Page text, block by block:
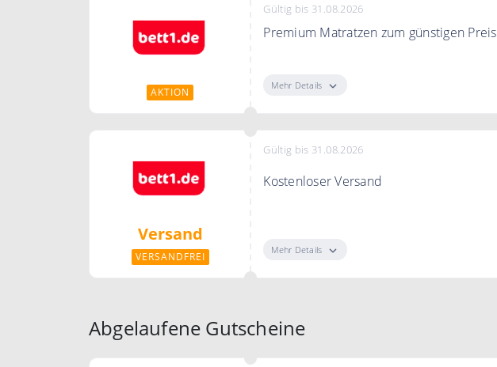
AKTION
Gültig bis 31.08.2026
Premium Matratzen zum günstigen Preis
Mehr Details
Versand
VERSANDFREI
Gültig bis 31.08.2026
Kostenloser Versand
Mehr Details
Abgelaufene Gutscheine